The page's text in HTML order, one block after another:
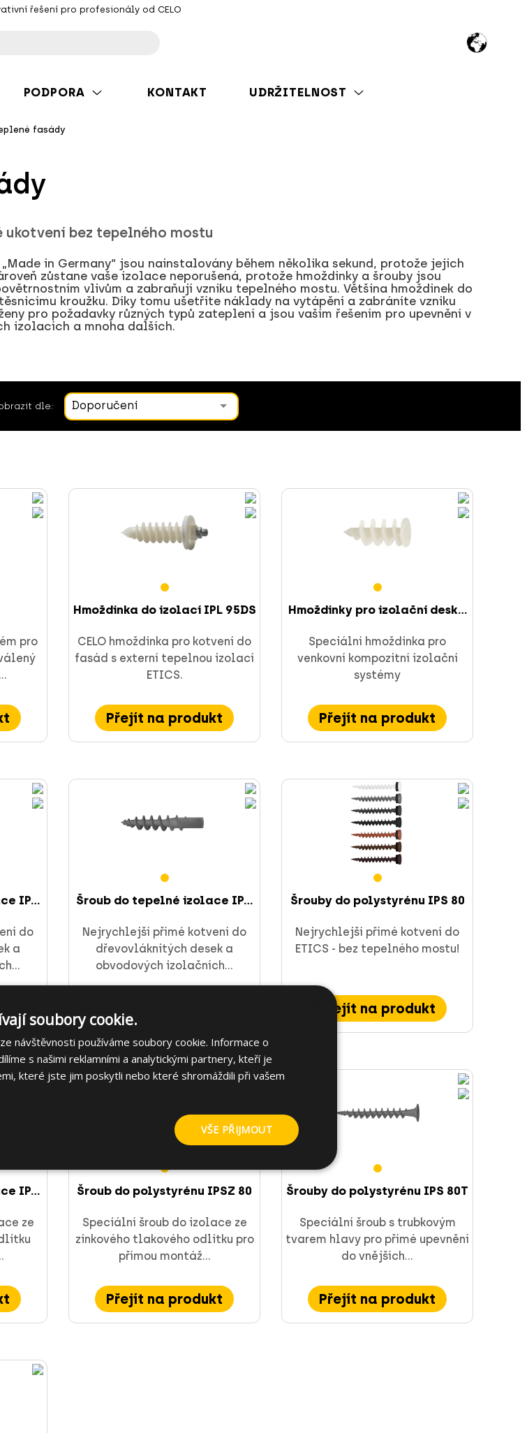
řešení pro profesionály od CELO
PODPORA KONTAKT UDRŽITELNOST
fasády
ukotvení bez tepelného mostu
in Germany“ jsou nainstalovány během několika sekund, protože jejich
zůstane vaše izolace neporušená, protože hmoždinky a šrouby jsou
vlivům a zabraňují vzniku tepelného mostu. Většina hmoždinek do
kroužku. Díky tomu ušetříte náklady na vytápění a zabráníte vzniku
pro požadavky různých typů zateplení a jsou vaším řešením pro upevnění v
izolacích a mnoha dalších.
dle: Doporučení
pro
Hmoždinka do izolací IPL 95DS
CELO hmoždinka pro kotvení do
fasád s externí tepelnou izolací
ETICS.
Přejít na produkt
Hmoždinky pro izolační desk...
Speciální hmoždinka pro
venkovní kompozitní izolační
systémy
Přejít na produkt
IP...
do
a
Šroub do tepelné izolace IP...
Nejrychlejší přímé kotvení do
dřevovláknitých desek a
obvodových izolačních...
Šrouby do polystyrénu IPS 80
Nejrychlejší přímé kotvení do
ETICS - bez tepelného mostu!
Přejít na produkt
IP...
ze
Šroub do polystyrénu IPSZ 80
Speciální šroub do izolace ze
zinkového tlakového odlitku pro
přímou montáž...
Přejít na produkt
Šrouby do polystyrénu IPS 80T
Speciální šroub s trubkovým
tvarem hlavy pro přímé upevnění
do vnějších...
Přejít na produkt
soubory cookie.
návštěvnosti používáme soubory cookie. Informace o
s našimi reklamními a analytickými partnery, kteří je
které jste jim poskytli nebo které shromáždili při vašem
VŠE PŘIJMOUT